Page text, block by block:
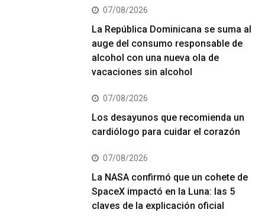
07/08/2026
La República Dominicana se suma al
auge del consumo responsable de
alcohol con una nueva ola de
vacaciones sin alcohol
07/08/2026
Los desayunos que recomienda un
cardiólogo para cuidar el corazón
07/08/2026
La NASA confirmó que un cohete de
SpaceX impactó en la Luna: las 5
claves de la explicación oficial